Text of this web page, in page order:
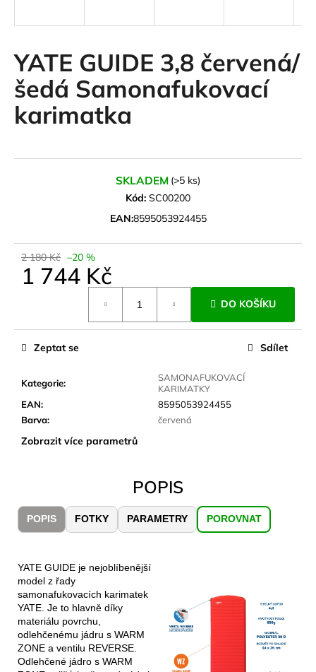
YATE GUIDE 3,8 červená/
šedá Samonafukovací
karimatka
SKLADEM (>5 ks)
Kód: SC00200
EAN:8595053924455
2 180 Kč –20 %
1 744 Kč
DO KOŠÍKU
Kategorie:
SAMONAFUKOVACÍ
KARIMATKY
EAN:
8595053924455
Barva: červená
Zobrazit více parametrů
Zeptat se Sdílet
POPIS
POPIS FOTKY PARAMETRY POROVNAT
YATE GUIDE je nejoblíbenější
model z řady
samonafukovacích karimatek
YATE. Je to hlavně díky
materiálu povrchu,
odlehčenému jádru s WARM
ZONE a ventilu REVERSE.
Odlehčené jádro s WARM
í
t
?
o
p
u
m
JOMA
PÁNSKÉ
BLUE
Kč
Původně:
2
290
Kč